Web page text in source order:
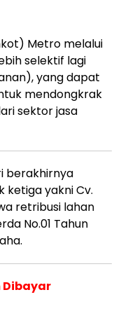
Metro melalui
selektif lagi
yang dapat
mendongkrak
sektor jasa
berakhirnya
ketiga yakni Cv.
retribusi lahan
No.01 Tahun
Dibayar